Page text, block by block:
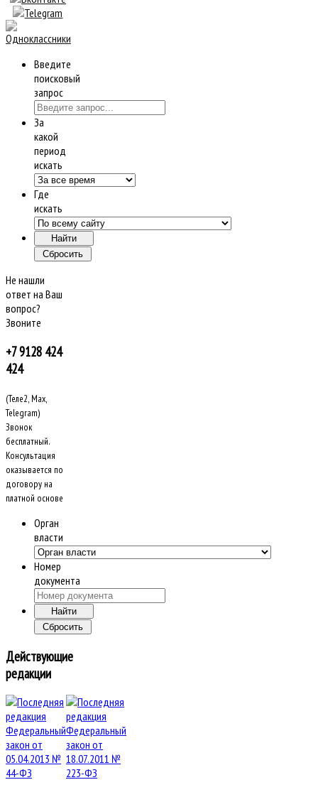
Введите
поисковый
запрос
За
какой
период
искать
Где
искать
Не нашли
ответ на Ваш
вопрос?
Звоните
+7 9128 424
424
(Теле2, Max,
Telegram)
Звонок
бесплатный.
Консультация
оказывается по
договору на
платной основе
Орган
власти
Номер
документа
Действующие
редакции